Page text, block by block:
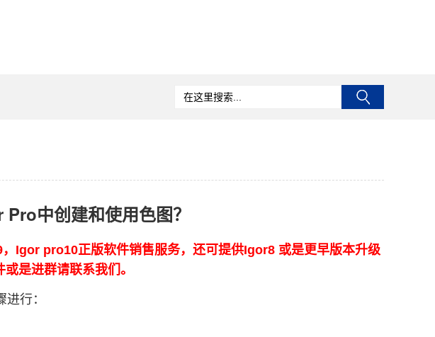
中创建和使用色图？
Igor pro10正版软件销售服务，还可提供Igor8 或是更早版本升级
是进群请联系我们。
行：